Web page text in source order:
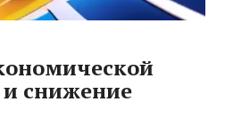
и снижение